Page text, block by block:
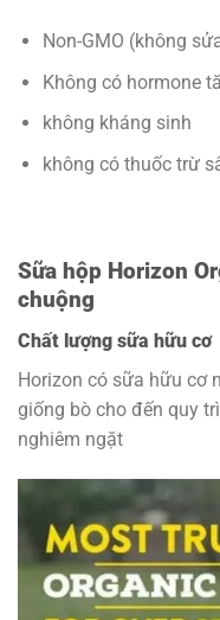
Non-GMO (không
Không có hormone
không kháng sinh
không có thuốc trừ
Sữa hộp Horizon
chuộng
Chất lượng sữa hữu cơ
Horizon có sữa hữu cơ
giống bò cho đến quy
nghiêm ngặt